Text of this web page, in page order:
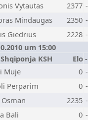
Vytautas 2377 -
Mindaugas 2350 -
Giedrius 2228 -
um 15:00
Shqiponja KSH Elo -
Muje 0 -
Perparim 0 -
2235 -
Bali 0 -